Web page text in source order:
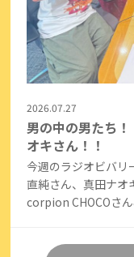
2026.07.27
男の中の男たち
オキさん！！
今週のラジオビバ
直純さん、真田ナ
corpion CHOCOさん